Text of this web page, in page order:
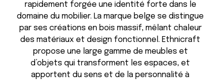
rapidement forgée une identité forte dans le
domaine du mobilier. La marque belge se distingue
par ses créations en bois massif, mêlant chaleur
des matériaux et design fonctionnel. Ethnicraft
propose une large gamme de meubles et
d’objets qui transforment les espaces, et
apportent du sens et de la personnalité à